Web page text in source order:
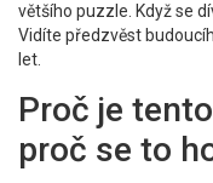
většího puzzle. Když se
Vidíte předzvěst
let.
Proč je
proč se to